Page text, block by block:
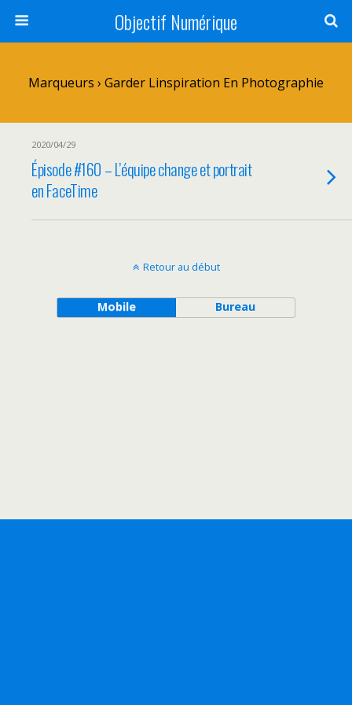
Objectif Numérique
Marqueurs › Garder Linspiration En Photographie
2020/04/29
Épisode #160 – L’équipe change et portrait
en FaceTime
Retour au début
Mobile Bureau